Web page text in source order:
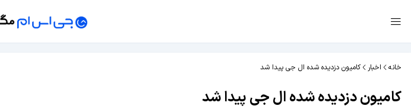
خانه اخبار کامیون دزدیده شده ال جی پیدا شد
کامیون دزدیده شده ال جی پیدا شد